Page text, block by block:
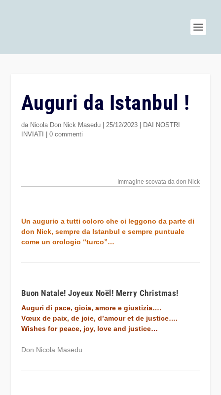
Auguri da Istanbul !
da Nicola Don Nick Masedu| 25/12/2023|
DAI NOSTRI
INVIATI
0 commenti
Immagine scovata da don Nick
Un augurio a tutti coloro che ci leggono da parte di
don Nick, sempre da Istanbul e sempre puntuale
come un orologio “turco”…
Buon Natale! Joyeux Noël! Merry Christmas!
Auguri di pace, gioia, amore e giustizia….
Vœux de paix, de joie, d’amour et de justice….
Wishes for peace, joy, love and justice…
Don Nicola Masedu